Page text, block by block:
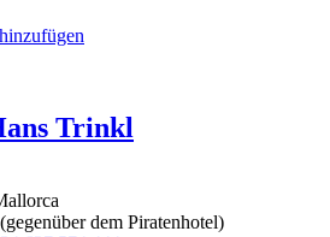
Trinkl
dem Piratenhotel)